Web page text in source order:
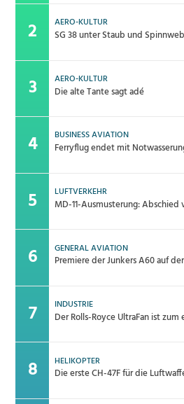
AERO-KULTUR
SG 38 unter Staub und
AERO-KULTUR
Die alte Tante sagt adé
BUSINESS AVIATION
Ferryflug endet mit
LUFTVERKEHR
MD-11-Ausmusterung: Abschied
GENERAL AVIATION
Premiere der Junkers A60 auf
INDUSTRIE
Der Rolls-Royce UltraFan ist
HELIKOPTER
Die erste CH-47F für die